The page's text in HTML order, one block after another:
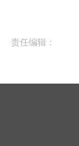
责任编辑：